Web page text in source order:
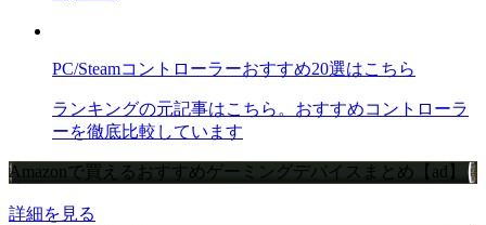
PC/Steamコントローラーおすすめ20選はこちら
ランキングの元記事はこちら。おすすめコントローラ
ーを徹底比較しています
Amazonで買えるおすすめゲーミングデバイスまとめ【ad】
詳細を見る